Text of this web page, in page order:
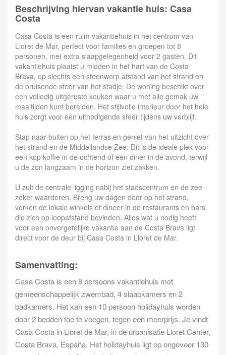
Beschrijving hiervan vakantie huis: Casa
Costa
Casa Costa is een ruim vakantiehuis in het centrum van
Lloret de Mar, perfect voor families en groepen tot 8
personen, met extra slaapgelegenheid voor 2 gasten. Dit
vakantiehuis plaatst u midden in het hart van de Costa
Brava, op slechts een steenworp afstand van het strand en
de bruisende sfeer van het stadje. De woning beschikt over
een volledig uitgeruste keuken waar u met alle gemak uw
maaltijden kunt bereiden. Het stijlvolle interieur door het hele
huis zorgt voor een uitnodigende sfeer tijdens uw verblijf.
Stap naar buiten op het terras en geniet van het uitzicht over
het strand en de Middellandse Zee. Dit is de ideale plek voor
een kop koffie in de ochtend of een diner in de avond, terwijl
u de zon langzaam in de horizon ziet zakken.
U zult de centrale ligging nabij het stadscentrum en de zee
zeker waarderen. Breng uw dagen door op het strand,
verken de lokale winkels of dineer in de restaurants en bars
die zich op loopafstand bevinden. Alles wat u nodig heeft
voor een onvergetelijke vakantie aan de Costa Brava ligt
direct voor de deur bij Casa Costa in Lloret de Mar.
Samenvatting:
Casa Costa is een 8 persoons vakantiehuis met
gemeenschappelijk zwembad, 4 slaapkamers en 2
badkamers. Het kan een 10 persoon holidayhuis worden
door 2 bedden toe te voegen, tegen een meerprijs. Je vindt
Casa Costa in Lloret de Mar, in de urbanisatie Lloret Center,
Costa Brava, España. Het holidayhuis ligt op ongeveer 130